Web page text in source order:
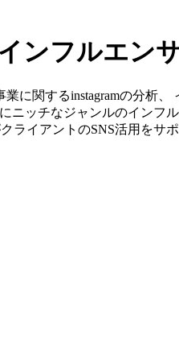
ンフルエン
に関するinstagramの分
ニッチなジャンルのイン
ライアントのSNS活用をサポ